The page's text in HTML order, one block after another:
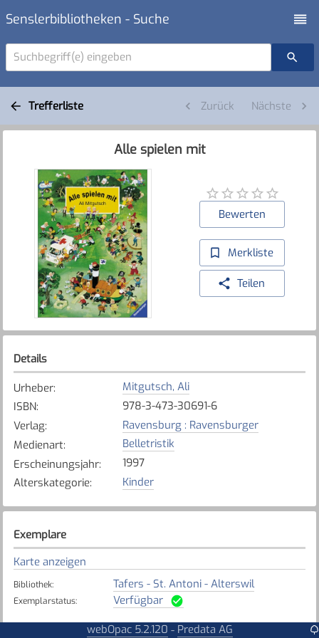
Senslerbibliotheken - Suche
Suchbegriff(e) eingeben
Trefferliste Zurück Nächste
Alle spielen mit
Bewerten
Merkliste
Teilen
Details
Urheber:
Mitgutsch, Ali
ISBN:
978-3-473-30691-6
Verlag:
Ravensburg : Ravensburger
Medienart:
Belletristik
Erscheinungsjahr:
1997
Alterskategorie: Kinder
Exemplare
Karte anzeigen
Bibliothek: Tafers - St. Antoni - Alterswil
Exemplarstatus: Verfügbar
webOpac 5.2.120 - Predata AG